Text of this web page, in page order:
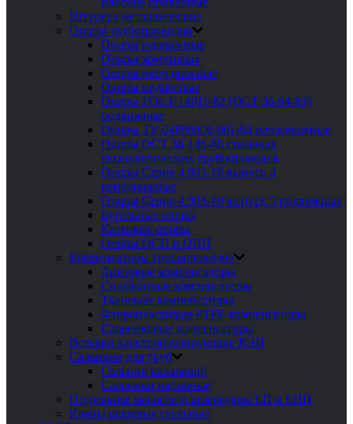
Штуцера металлические
Опоры трубопроводов
Опоры подвижные
Опоры хомутовые
Опоры неподвижные
Опоры подвесные
Опоры ГОСТ 14911-82 (ОСТ 36-94-83)
подвижные
Опоры ТУ-04698606-001-04 неподвижные
Опоры ОСТ 36-146-88 стальных
технологических трубопроводов
Опоры Серия 4.903-10 выпуск 4
неподвижные
Опоры Серия 4.903-10 выпуск 5 подвижные
Бугельные опоры
Катковые опоры
Опоры ОСП и ОПП
Компенсаторы трубопроводов
Линзовые компенсаторы
Сильфонные компенсаторы
Тканевые компенсаторы
Фторопластовые PTFE компенсаторы
Сальниковые компенсаторы
Вставки электроизолирующие ВЭИ
Сальники для труб
Сальник нажимной
Сальники набивные
Подземные емкости и резервуары ЕП и ЕПП
Краны шаровые стальные